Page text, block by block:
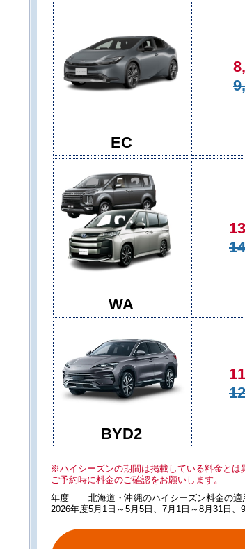
EC
WA
BYD2
※ハイシーズンの期間は掲載している料金とは
ご予約時に料金のご確認をお願いします。
年度
北海道・沖縄のハイシーズン料金の適
2026年度5月1日～5月5日、7月1日～8月31日